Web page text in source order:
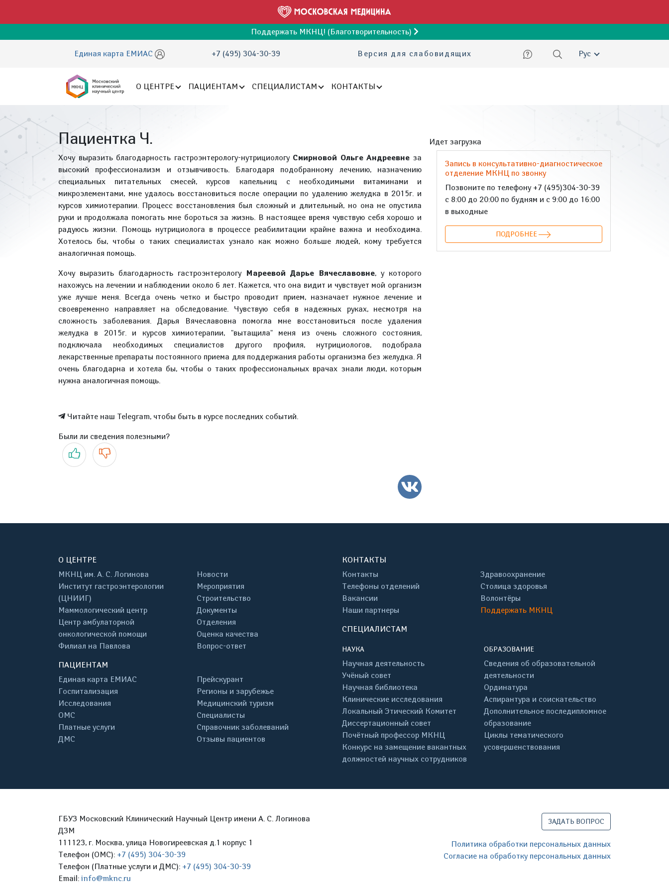
Поддержать МКНЦ! (Благотворительность)
Единая карта ЕМИАС +7 (495) 304-30-39 Версия для слабовидящих Русский
О ЦЕНТРЕ ПАЦИЕНТАМ СПЕЦИАЛИСТАМ КОНТАКТЫ
Пациентка Ч.
Хочу выразить благодарность гастроэнтерологу-нутрициологу Смирновой Ольге Андреевне за
высокий профессионализм и отзывчивость. Благодаря подобранному лечению, назначению
специальных питательных смесей, курсов капельниц с необходимыми витаминами и
микроэлементами, мне удалось восстановиться после операции по удалению желудка в 2015г. и
курсов химиотерапии. Процесс восстановления был сложный и длительный, но она не опустила
руки и продолжала помогать мне бороться за жизнь. В настоящее время чувствую себя хорошо и
радуюсь жизни. Помощь нутрициолога в процессе реабилитации крайне важна и необходима.
Хотелось бы, чтобы о таких специалистах узнало как можно больше людей, кому требуется
аналогичная помощь.
Хочу выразить благодарность гастроэнтерологу Мареевой Дарье Вячеславовне, у которого
нахожусь на лечении и наблюдении около 6 лет. Кажется, что она видит и чувствует мой организм
уже лучше меня. Всегда очень четко и быстро проводит прием, назначает нужное лечение и
своевременно направляет на обследование. Чувствую себя в надежных руках, несмотря на
сложность заболевания. Дарья Вячеславовна помогла мне восстановиться после удаления
желудка в 2015г. и курсов химиотерапии, "вытащила" меня из очень сложного состояния,
подключала необходимых специалистов другого профиля, нутрициологов, подобрала
лекарственные препараты постоянного приема для поддержания работы организма без желудка. Я
очень благодарна и хотела бы, чтобы о таких профессиональных врачах знали люди, которым
нужна аналогичная помощь.
Читайте наш Telegram, чтобы быть в курсе последних событий.
Были ли сведения полезными?
Да Нет
ВКонтакте
Идет загрузка
Запись в консультативно-диагностическое
отделение МКНЦ по звонку
Позвоните по телефону +7 (495)304-30-39
с 8:00 до 20:00 по будням и с 9:00 до 16:00
в выходные
ПОДРОБНЕЕ
О ЦЕНТРЕ
МКНЦ им. А. С. Логинова
Институт гастроэнтерологии
(ЦНИИГ)
Маммологический центр
Центр амбулаторной
онкологической помощи
Филиал на Павлова
Новости
Мероприятия
Строительство
Документы
Отделения
Оценка качества
Вопрос-ответ
ПАЦИЕНТАМ
Единая карта ЕМИАС
Госпитализация
Исследования
ОМС
Платные услуги
ДМС
Прейскурант
Регионы и зарубежье
Медицинский туризм
Специалисты
Справочник заболеваний
Отзывы пациентов
КОНТАКТЫ
Контакты
Телефоны отделений
Вакансии
Наши партнеры
Здравоохранение
Столица здоровья
Волонтёры
Поддержать МКНЦ
СПЕЦИАЛИСТАМ
НАУКА
Научная деятельность
Учёный совет
Научная библиотека
Клинические исследования
Локальный Этический Комитет
Диссертационный совет
Почётный профессор МКНЦ
Конкурс на замещение вакантных
должностей научных сотрудников
ОБРАЗОВАНИЕ
Сведения об образовательной
деятельности
Ординатура
Аспирантура и соискательство
Дополнительное последипломное
образование
Циклы тематического
усовершенствования
ГБУЗ Московский Клинический Научный Центр имени А. С. Логинова
ДЗМ
111123, г. Москва, улица Новогиреевская д.1 корпус 1
Телефон (ОМС): +7 (495) 304-30-39
Телефон (Платные услуги и ДМС): +7 (495) 304-30-39
Email: info@mknc.ru
ЗАДАТЬ ВОПРОС
Политика обработки персональных данных
Согласие на обработку персональных данных